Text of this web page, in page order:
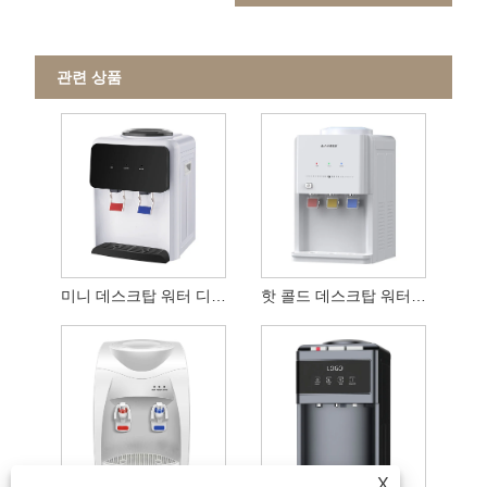
관련 상품
미니 데스크탑 워터 디스펜서 핫 콜드 데스크탑 워터 디스펜서